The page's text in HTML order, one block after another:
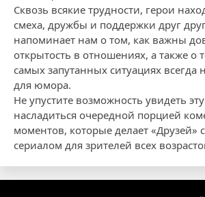
Сквозь всякие трудности, герои
смеха, дружбы и поддержки друг
напоминает нам о том, как важны
открытость в отношениях, а также о
самых запутанных ситуациях всегда
для юмора.
Не упустите возможность увидеть
насладиться очередной порцией
моментов, которые делает
сериалом для зрителей всех